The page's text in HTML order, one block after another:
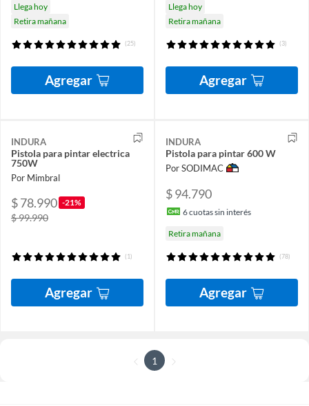
Llega hoy
Retira mañana
(25)
Agregar
Llega hoy
Retira mañana
(3)
Agregar
INDURA
Pistola para pintar electrica
750W
Por Mimbral
$ 78.990 -21%
$ 99.990
(1)
Agregar
INDURA
Pistola para pintar 600 W
Por SODIMAC
$ 94.790
6cuotas sin interés
Retira mañana
(78)
Agregar
1